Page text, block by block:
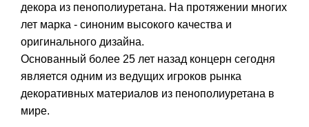
декора из пенополиуретана. На протяжении многих
лет марка - синоним высокого качества и
оригинального дизайна.
Основанный более 25 лет назад концерн сегодня
является одним из ведущих игроков рынка
декоративных материалов из пенополиуретана в
мире.